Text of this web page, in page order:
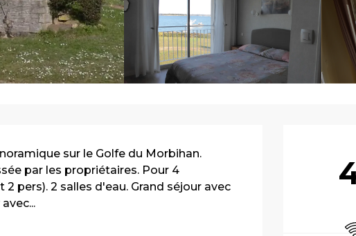
sur le Golfe du Morbihan.
par les propriétaires. Pour 4
2 pers). 2 salles d'eau. Grand séjour avec